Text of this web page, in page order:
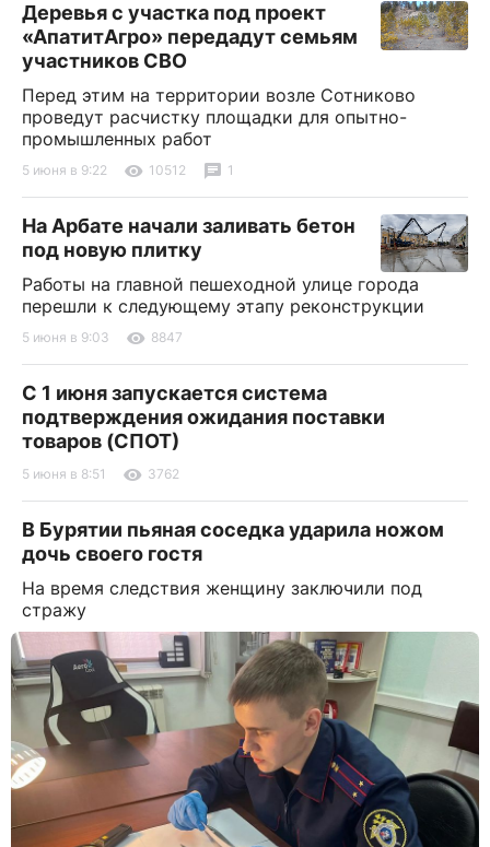
Деревья с участка под проект
«АпатитАгро» передадут семьям
участников СВО
Перед этим на территории возле Сотниково
проведут расчистку площадки для опытно-
промышленных работ
5 июня в 9:22 10512 1
На Арбате начали заливать бетон
под новую плитку
Работы на главной пешеходной улице города
перешли к следующему этапу реконструкции
5 июня в 9:03 8847
С 1 июня запускается система
подтверждения ожидания поставки
товаров (СПОТ)
5 июня в 8:51 3762
В Бурятии пьяная соседка ударила ножом
дочь своего гостя
На время следствия женщину заключили под
стражу